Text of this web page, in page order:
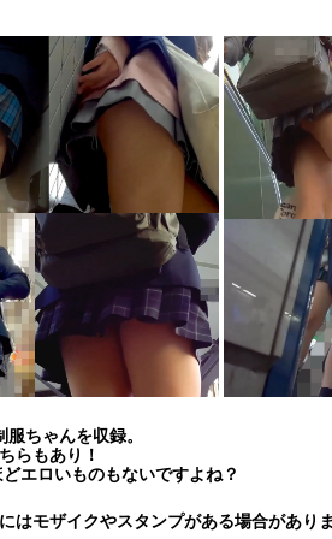
ちゃんを収録。
らもあり！
エロいものもないですよね？
はモザイクやスタンプがある場合があり